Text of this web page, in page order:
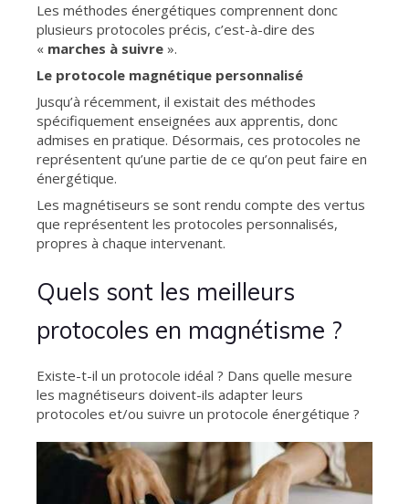
Les méthodes énergétiques comprennent donc
plusieurs protocoles précis, c’est-à-dire des
« marches à suivre ».
Le protocole magnétique personnalisé
Jusqu’à récemment, il existait des méthodes
spécifiquement enseignées aux apprentis, donc
admises en pratique. Désormais, ces protocoles ne
représentent qu’une partie de ce qu’on peut faire en
énergétique.
Les magnétiseurs se sont rendu compte des vertus
que représentent les protocoles personnalisés,
propres à chaque intervenant.
Quels sont les meilleurs
protocoles en magnétisme ?
Existe-t-il un protocole idéal ? Dans quelle mesure
les magnétiseurs doivent-ils adapter leurs
protocoles et/ou suivre un protocole énergétique ?